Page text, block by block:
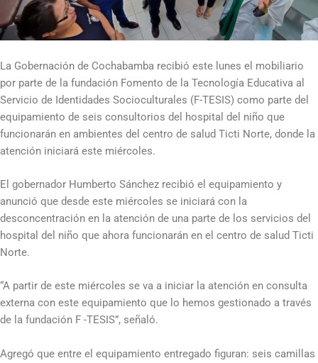
La Gobernación de Cochabamba recibió este lunes el mobiliario
por parte de la fundación Fomento de la Tecnología Educativa al
Servicio de Identidades Socioculturales (F-TESIS) como parte del
equipamiento de seis consultorios del hospital del niño que
funcionarán en ambientes del centro de salud Ticti Norte, donde la
atención iniciará este miércoles.
El gobernador Humberto Sánchez recibió el equipamiento y
anunció que desde este miércoles se iniciará con la
desconcentración en la atención de una parte de los servicios del
hospital del niño que ahora funcionarán en el centro de salud Ticti
Norte.
“A partir de este miércoles se va a iniciar la atención en consulta
externa con este equipamiento que lo hemos gestionado a través
de la fundación F -TESIS”, señaló.
Agregó que entre el equipamiento entregado figuran: seis camillas